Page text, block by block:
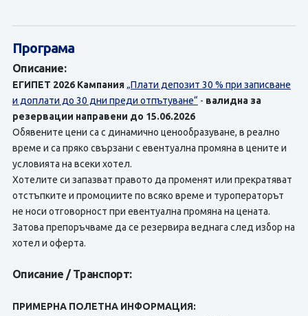
Програма
Описание:
ЕГИПЕТ 2026 Кампания „Плати депозит 30 % при записване
и доплати до 30 дни преди отпътуване“ - валидна за
резервации направени до 15.06.2026
Обявените цени са с динамично ценообразуване, в реално
време и са пряко свързани с евентуална промяна в цените и
условията на всеки хотел.
Хотелите си запазват правото да променят или прекратяват
отстъпките и промоциите по всяко време и туроператорът
не носи отговорност при евентуална промяна на цената.
Затова препоръчваме да се резервира веднага след избор на
хотел и оферта.
Описание / Транспорт:
ПРИМЕРНА ПОЛЕТНА ИНФОРМАЦИЯ: